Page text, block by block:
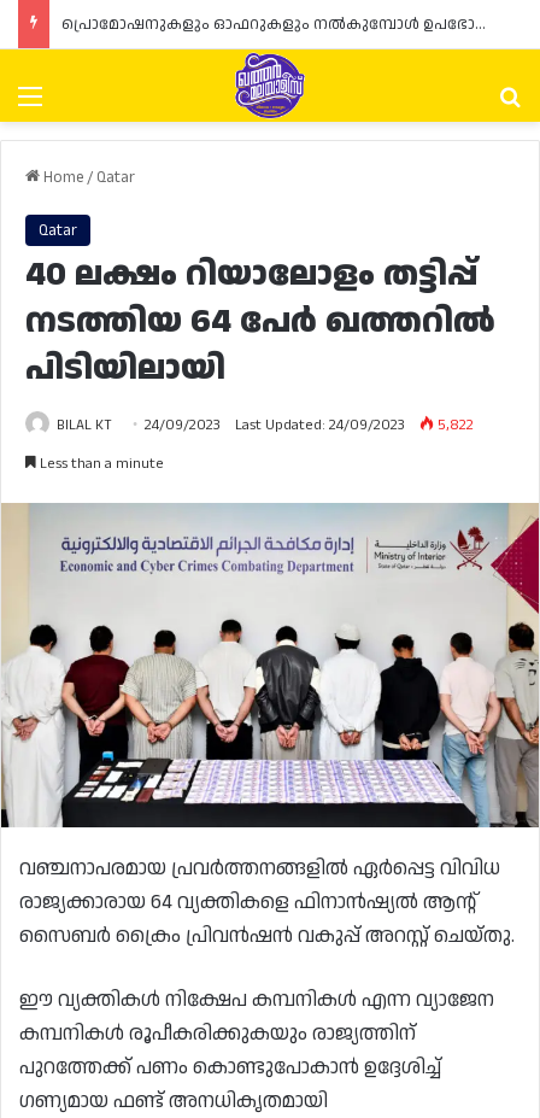
പ്രൊമോഷനുകളും ഓഫറുകളും നൽകുമ്പോൾ ഉപഭോക്താക്കളുടെ അവകാശങ്ങൾ ഉറപ്പാക്കണമെന്ന് ഖത്തർ വാണിജ്യ വ്യവസായ മന്ത്രാലയത്തിന്റെ (MoCI) നിർദ്ദേശം
Menu
Home/ Qatar
Qatar
40 ലക്ഷം റിയാലോളം തട്ടിപ്പ്
നടത്തിയ 64 പേർ ഖത്തറിൽ
പിടിയിലായി
BILAL KT 24/09/2023 Last Updated: 24/09/2023
5,822
Less than a minute
വഞ്ചനാപരമായ പ്രവർത്തനങ്ങളിൽ ഏർപ്പെട്ട വിവിധ
രാജ്യക്കാരായ 64 വ്യക്തികളെ ഫിനാൻഷ്യൽ ആന്റ്
സൈബർ ക്രൈം പ്രിവൻഷൻ വകുപ്പ് അറസ്റ്റ് ചെയ്തു.
ഈ വ്യക്തികൾ നിക്ഷേപ കമ്പനികൾ എന്ന വ്യാജേന
കമ്പനികൾ രൂപീകരിക്കുകയും രാജ്യത്തിന്
പുറത്തേക്ക് പണം കൊണ്ടുപോകാൻ ഉദ്ദേശിച്ച്
ഗണ്യമായ ഫണ്ട് അനധികൃതമായി